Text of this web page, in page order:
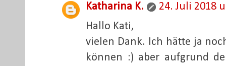
Katharina K.
24. Juli 2018
Hallo Kati,
vielen Dank. Ich hätte ja
können :) aber aufgrund